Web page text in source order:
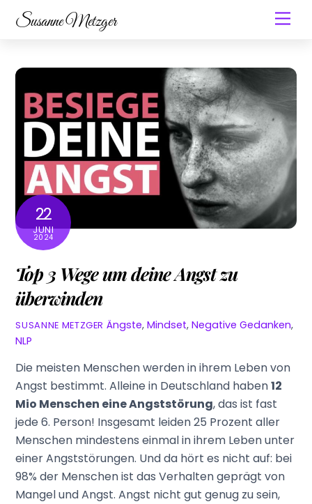
Susanne Metzger
22
JUNI
2024
Top 3 Wege um deine Angst zu
überwinden
SUSANNE METZGER Ängste,Mindset,Negative Gedanken,
NLP
Die meisten Menschen werden in ihrem Leben von
Angst bestimmt. Alleine in Deutschland haben12
Mio Menschen eine Angststörung, das ist fast
jede 6. Person! Insgesamt leiden 25 Prozent aller
Menschen mindestens einmal in ihrem Leben unter
einer Angststörungen. Und da hört es nicht auf: bei
98% der Menschen ist das Verhalten geprägt von
Mangel und Angst. Angst nicht gut genug zu sein,